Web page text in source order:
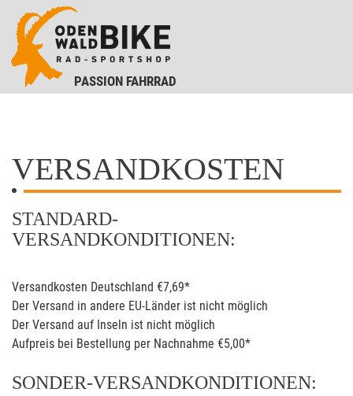
PASSION FAHRRAD
VERSANDKOSTEN
STANDARD-
VERSANDKONDITIONEN:
Versandkosten Deutschland €7,69*
Der Versand in andere EU-Länder ist nicht möglich
Der Versand auf Inseln ist nicht möglich
Aufpreis bei Bestellung per Nachnahme €5,00*
SONDER-VERSANDKONDITIONEN: